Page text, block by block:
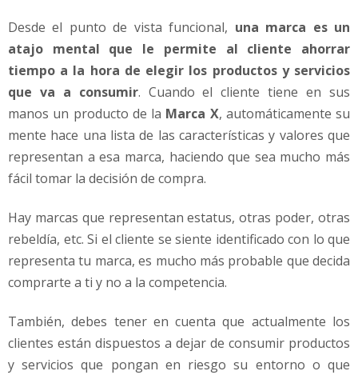
Desde el punto de vista funcional, una marca es un
atajo mental que le permite al cliente ahorrar
tiempo a la hora de elegir los productos y servicios
que va a consumir. Cuando el cliente tiene en sus
manos un producto de la Marca X, automáticamente su
mente hace una lista de las características y valores que
representan a esa marca, haciendo que sea mucho más
fácil tomar la decisión de compra.
Hay marcas que representan estatus, otras poder, otras
rebeldía, etc. Si el cliente se siente identificado con lo que
representa tu marca, es mucho más probable que decida
comprarte a ti y no a la competencia.
También, debes tener en cuenta que actualmente los
clientes están dispuestos a dejar de consumir productos
y servicios que pongan en riesgo su entorno o que